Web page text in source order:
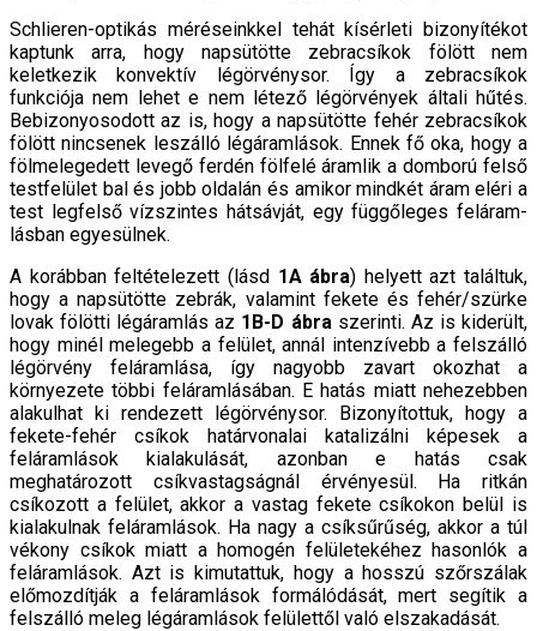
Schlieren-optikás méréseinkkel tehát kísérleti bizo­nyítékot
kaptunk arra, hogy napsütötte zebracsíkok fölött nem
keletkezik konvektív légörvénysor. Így a zebracsíkok
funkciója nem lehet e nem létező légörvé­nyek általi hűtés.
Bebizonyosodott az is, hogy a napsü­tötte fehér zebracsíkok
fölött nincsenek leszálló légá­ramlások. Ennek fő oka, hogy a
fölmelegedett levegő ferdén fölfelé áramlik a domború felső
testfelület bal és jobb oldalán és amikor mindkét áram eléri a
test legfelső vízszintes hátsávját, egy függőleges feláram­
lásban egyesülnek.
A korábban feltételezett (lásd 1A ábra) helyett azt találtuk,
hogy a napsütötte zebrák, valamint fekete és fehér/szürke
lovak fölötti légáramlás az 1B-D ábra sze­rinti. Az is kiderült,
hogy minél melegebb a felület, an­nál intenzívebb a felszálló
légörvény feláramlása, így nagyobb zavart okozhat a
környezete többi feláramlá­sában. E hatás miatt nehezebben
alakulhat ki rende­zett légörvénysor. Bizonyítottuk, hogy a
fekete-fehér csíkok határvonalai katalizálni képesek a
feláramlá­sok kialakulását, azonban e hatás csak
meghatározott csíkvastagságnál érvényesül. Ha ritkán
csíkozott a fe­lület, akkor a vastag fekete csíkokon belül is
kialakul­nak feláramlások. Ha nagy a csíksűrűség, akkor a túl
vékony csíkok miatt a homogén felületekéhez hason­lók a
feláramlások. Azt is kimutattuk, hogy a hosszú szőrszálak
előmozdítják a feláramlások formálódását, mert segítik a
felszálló meleg légáramlások felülettől való elszakadását.